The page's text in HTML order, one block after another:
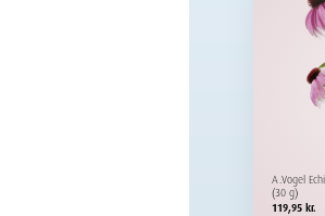
A.Vogel
(30 g)
119,95kr.